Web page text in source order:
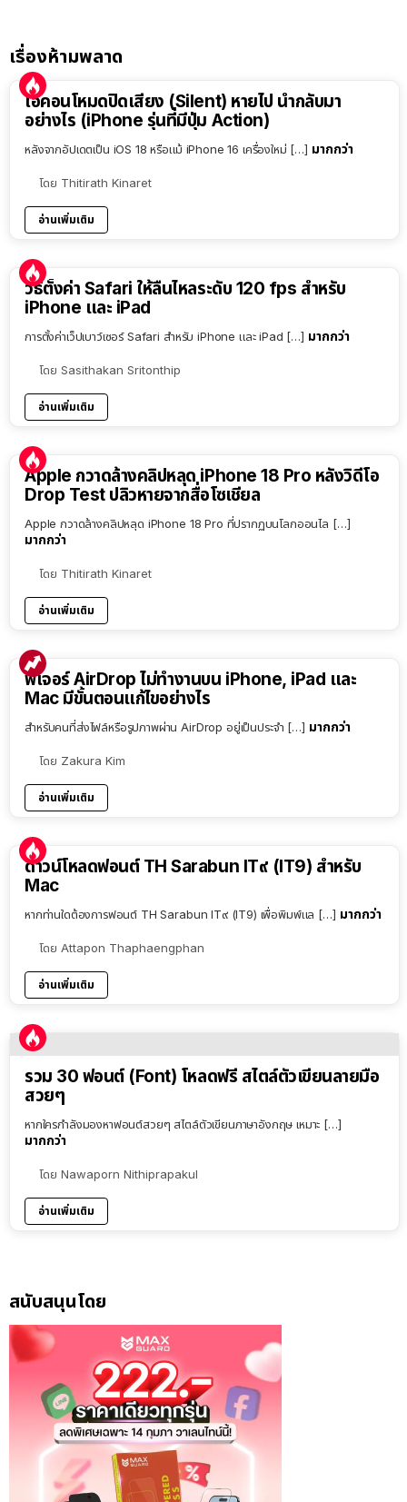
เรื่องห้ามพลาด
ไอคอนโหมดปิดเสียง (Silent) หายไป นำกลับมา
อย่างไร (iPhone รุ่นที่มีปุ่ม Action)
หลังจากอัปเดตเป็น iOS 18 หรือแม้ iPhone 16 เครื่องใหม่ […] มากกว่า
โดย Thitirath Kinaret
อ่านเพิ่มเติม
วิธีตั้งค่า Safari ให้ลื่นไหลระดับ 120 fps สำหรับ
iPhone และ iPad
การตั้งค่าเว็ปเบาว์เซอร์ Safari สำหรับ iPhone และ iPad […] มากกว่า
โดย Sasithakan Sritonthip
อ่านเพิ่มเติม
Apple กวาดล้างคลิปหลุด iPhone 18 Pro หลังวิดีโอ
Drop Test ปลิวหายจากสื่อโซเชียล
Apple กวาดล้างคลิปหลุด iPhone 18 Pro ที่ปรากฏบนโลกออนไล […]
มากกว่า
โดย Thitirath Kinaret
อ่านเพิ่มเติม
ฟีเจอร์ AirDrop ไม่ทำงานบน iPhone, iPad และ
Mac มีขั้นตอนแก้ไขอย่างไร
สำหรับคนที่ส่งไฟล์หรือรูปภาพผ่าน AirDrop อยู่เป็นประจำ […] มากกว่า
โดย Zakura Kim
อ่านเพิ่มเติม
ดาวน์โหลดฟอนต์ TH Sarabun IT๙ (IT9) สำหรับ
Mac
หากท่านใดต้องการฟอนต์ TH Sarabun IT๙ (IT9) เพื่อพิมพ์แล […] มากกว่า
โดย Attapon Thaphaengphan
อ่านเพิ่มเติม
รวม 30 ฟอนต์ (Font) โหลดฟรี สไตล์ตัวเขียนลายมือ
สวยๆ
หากใครกำลังมองหาฟอนต์สวยๆ สไตล์ตัวเขียนภาษาอังกฤษ เหมาะ […]
มากกว่า
โดย Nawaporn Nithiprapakul
อ่านเพิ่มเติม
สนับสนุนโดย